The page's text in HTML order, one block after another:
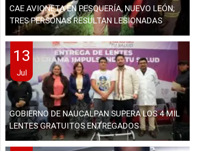
CAE AVIONETA EN PESQUERÍA, NUEVO LEÓN;
TRES PERSONAS RESULTAN LESIONADAS
13
Jul
GOBIERNO DE NAUCALPAN SUPERA LOS 4 MIL
LENTES GRATUITOS ENTREGADOS